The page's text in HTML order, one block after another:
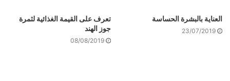
العناية بالبشرة الحساسة
23/07/2019
تعرف على القيمة الغذائية لثمرة
جوز الهند
08/08/2019